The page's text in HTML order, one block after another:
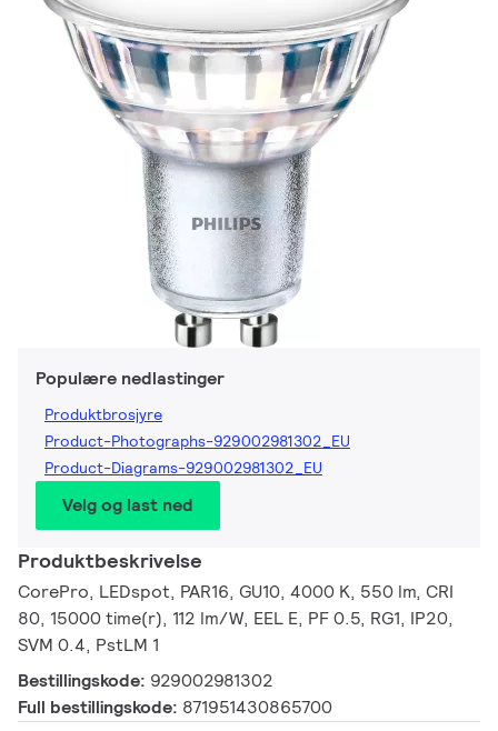
Populære nedlastinger
Produktbrosjyre
Product-Photographs-929002981302_EU
Product-Diagrams-929002981302_EU
Velg og last ned
Produktbeskrivelse
CorePro, LEDspot, PAR16, GU10, 4000 K, 550 lm, CRI
80, 15000 time(r), 112 lm/W, EEL E, PF 0.5, RG1, IP20,
SVM 0.4, PstLM 1
Bestillingskode: 929002981302
Full bestillingskode: 871951430865700